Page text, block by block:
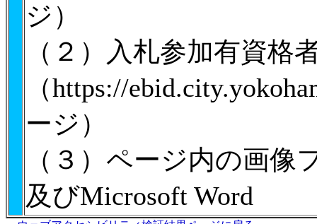
ジ）
（２）入札参加有資格
（https://
ージ）
（３）ページ内の画像
及びMicrosoft Word